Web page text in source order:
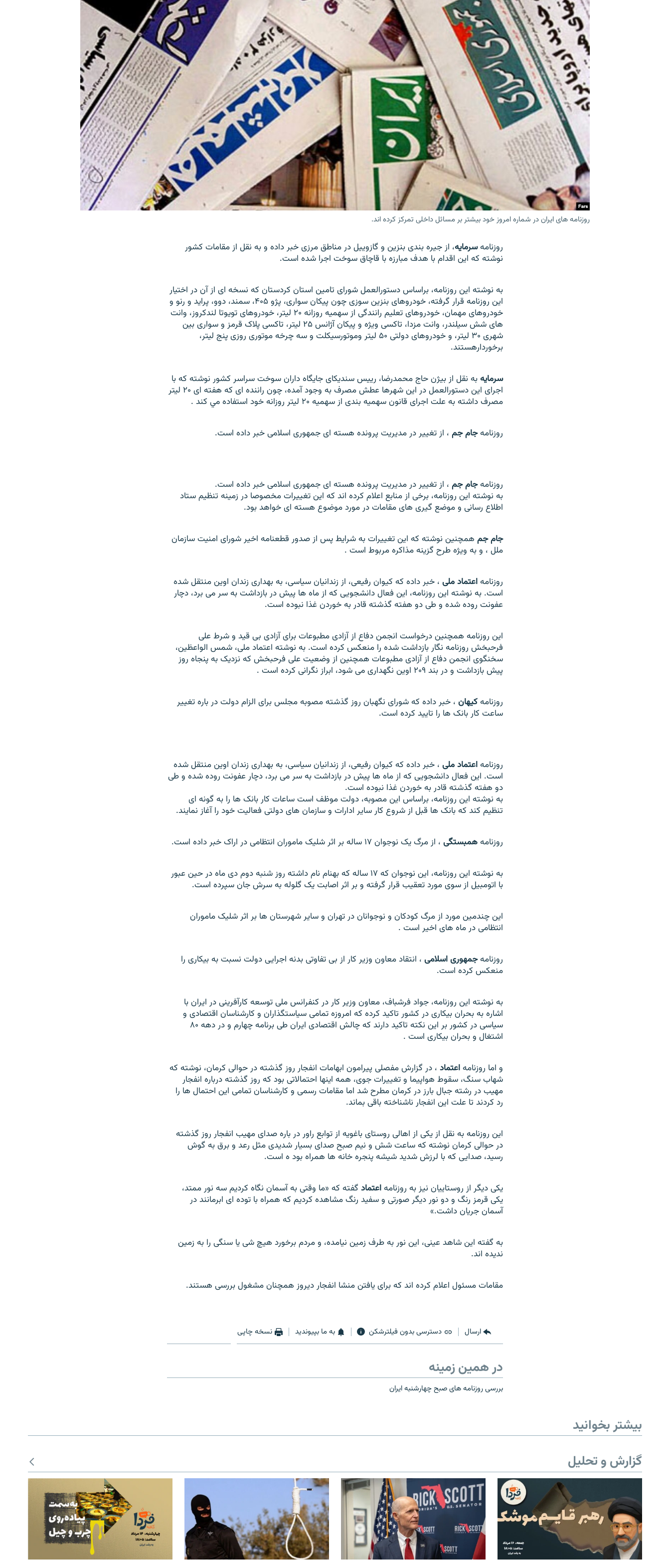
روزنامه های ایران در شماره امروز خود بیشتر بر مسائل داخلی تمرکز کرده اند.
روزنامهسرمايه، از جيره بندی بنزين و گازوييل در مناطق مرزی خبر داده و به نقل از مقامات کشور
نوشته که اين اقدام با هدف مبارزه با قاچاق سوخت اجرا شده است.
به نوشته اين روزنامه، براساس دستورالعمل شورای تامين استان کردستان که نسخه ای از آن در اختيار
اين روزنامه قرار
گرفته، خودروهای بنزين سوزی چون پيکان سواری، پژو ۴۰۵، سمند، دوو، پرايد و رنو و
خودروهای مهمان، خودروهای تعليم رانندگی از سهميه روزانه ۲۰ ليتر، خودروهای تويوتا لندکروز، وانت
های شش سيلندر، وانت مزدا، تاکسی ويژه و پيکان آژانس ۲۵ ليتر، تاکسی پلاک قرمز و سواری بين
شهری ۳۰
ليتر، و خودروهای دولتی ۵۰ ليتر وموتورسيکلت و سه چرخه موتوری روزی پنج ليتر،
برخوردارهستند.
سرمايه به نقل از بيژن حاج محمدرضا، رييس سنديکای جايگاه داران سوخت سراسر کشور نوشته که با
اجرای اين دستورالعمل در اين شهرها عطش مصرف به وجود آمده، چون راننده ای که
هفته ای ۲۰ ليتر
مصرف داشته به علت اجرای قانون سهميه بندی از سهميه ۲۰ ليتر روزانه خود استفاده مي کند
.
روزنامهجام جم ، از تغيير در مديريت پرونده هسته ای جمهوری اسلامی خبر داده است.
روزنامهجام جم ، از تغيير در مديريت پرونده هسته ای جمهوری اسلامی خبر داده است.
به نوشته اين روزنامه، برخی از منابع اعلام کرده اند که اين تغييرات مخصوصا در زمينه تنظيم ستاد
اطلاع رسانی و موضع گيری های مقامات در مورد موضوع هسته ای خواهد بود.
جام جم همچنين نوشته که اين تغييرات به شرايط پس از صدور قطعنامه اخير شورای امنيت سازمان
ملل ، و به ويژه طرح گزينه مذاکره مربوط است .
روزنامهاعتماد ملی ، خبر داده که کيوان رفيعی، از زندانيان سياسی، به بهداری زندان اوين منتقل شده
است. به نوشته اين روزنامه، اين فعال دانشجويی که از ماه ها پيش در بازداشت به سر می برد، دچار
عفونت روده شده و طی دو هفته گذشته قادر به خوردن غذا نبوده است.
اين روزنامه همچنين درخواست انجمن دفاع از آزادی مطبوعات برای آزادی بی قيد و شرط علی
فرحبخش روزنامه نگار بازداشت شده را منعکس کرده است. به نوشته اعتماد ملی، شمس الواعظين،
سخنگوی انجمن دفاع از آزادی مطبوعات همچنين از وضعيت علی فرحبخش که نزديک به پنجاه روز
پيش بازداشت و در بند ۲۰۹ اوين نگهداری می شود، ابراز نگرانی کرده است .
روزنامهکيهان ، خبر داده که شورای نگهبان روز گذشته مصوبه مجلس برای الزام دولت در باره تغيير
ساعت کار بانک ها را تاييد کرده است.
روزنامهاعتماد ملی ، خبر داده که کيوان رفيعی، از زندانيان سياسی، به بهداری زندان اوين منتقل شده
است. اين فعال دانشجويی که از ماه ها پيش در بازداشت به سر می برد، دچار عفونت روده شده و طی
دو هفته گذشته قادر به خوردن غذا نبوده است.
به نوشته اين روزنامه، براساس اين مصوبه، دولت موظف است ساعات کار بانک ها را به گونه ای
تنظيم کند که بانک ها قبل از شروع کار ساير ادارات و سازمان های دولتی فعاليت خود را آغاز نمايند.
روزنامههمبستگی ، از مرگ يک نوجوان ۱۷ ساله بر اثر شليک ماموران انتظامی در اراک خبر داده است.
به نوشته اين روزنامه، اين نوجوان که ۱۷ ساله که بهنام نام داشته روز شنبه دوم دی ماه در حین عبور
با اتومبيل از سوی مورد تعقيب قرار گرفته و بر اثر اصابت يک گلوله به سرش جان سپرده است.
اين چندمين مورد از مرگ کودکان و نوجوانان در تهران و ساير شهرستان ها بر اثر شليک ماموران
انتظامی در ماه های اخير است .
روزنامهجمهوری اسلامی ، انتقاد معاون وزير کار از بی تفاوتی بدنه اجرايی دولت نسبت به بيکاری را
منعکس کرده است.
به نوشته اين روزنامه، جواد فرشباف، معاون وزير کار در کنفرانس ملی توسعه کارآفرينی در ايران با
اشاره به بحران بيکاری در کشور تاکيد کرده که امروزه تمامیسياستگذاران و کارشناسان اقتصادی و
سياسی در کشور بر اين نکته تاکيد دارند که چالش اقتصادی ايران طی برنامه چهارم و در دهه ۸۰
اشتغال و بحران بيکاری است .
و اما روزنامهاعتماد ، در گزارش مفصلی پيرامون ابهامات انفجار روز گذشته در حوالی کرمان، نوشته که
شهاب سنگ، سقوط هواپيما و تغييرات جوی، همه اينها احتمالاتی بود که روز گذشته درباره انفجار
مهيب در رشته جبال بارز در کرمان مطرح شد اما مقامات رسمی و کارشناسان تمامی اين احتمال ها را
رد کردند تا علت اين انفجار ناشناخته باقی بماند.
اين روزنامه به نقل از يکی از اهالی روستای باغويه از توابع راور در باره صدای مهيب انفجار روز گذشته
در حوالی کرمان نوشته که ساعت شش و نيم صبح صدای بسيار شديدی مثل رعد و برق به گوش
رسيد، صدايی که با لرزش شديد شيشه پنجره خانه ها همراه بود ه است.
يکی ديگر از روستاييان نيز به روزنامهاعتماد گفته که «ما وقتی به آسمان نگاه کرديم سه نور ممتد،
يکی قرمز رنگ و دو نور ديگر صورتی و سفيد رنگ مشاهده کرديم که همراه با توده ای ابرمانند در
آسمان جريان داشت.»
به گفته اين شاهد عينی، اين نور به طرف زمين نيامده، و مردم برخورد هيچ شی يا سنگی را به زمين
نديده اند.
مقامات مسئول اعلام کرده اند که برای يافتن منشا انفجار ديروز همچنان مشغول بررسی هستند.
ارسال دسترسی بدون فیلترشکن به ما بپیوندید نسخه چاپی
در همین زمینه
بررسی روزنامه های صبح چهارشنبه ايران
بیشتر بخوانید
گزارش و تحلیل